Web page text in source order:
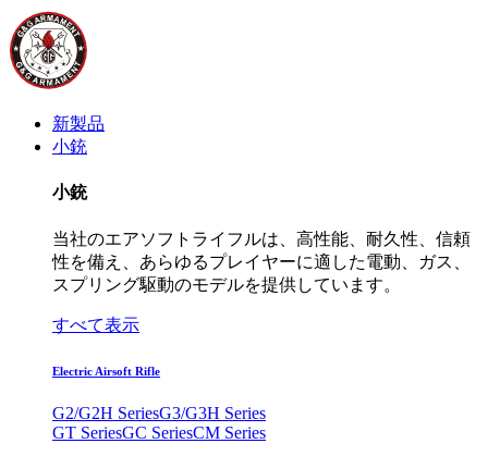
新製品
小銃
小銃
当社のエアソフトライフルは、高性能、耐久性、信頼
性を備え、あらゆるプレイヤーに適した電動、ガス、
スプリング駆動のモデルを提供しています。
すべて表示
Electric Airsoft Rifle
G2/G2H SeriesG3/G3H Series
GT SeriesGC SeriesCM Series